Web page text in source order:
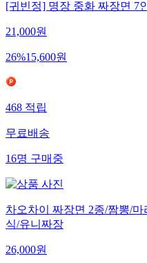
[귀빈정] 명장 중화 짜장면 7
21,000원
26%15,600원
468적립
무료배송
16명구매중
차오차이 짜장면 2종/짬뽕/
식/유니짜장
26,000원